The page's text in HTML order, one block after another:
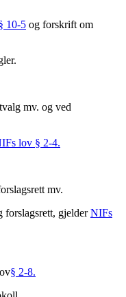
10-5 og forskrift om
mv. og ved
lov § 2-4.
mv.
forslagsrett, gjelderNIFs
§ 2-8.